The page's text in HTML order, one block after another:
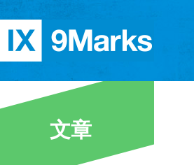
简体中文
文章